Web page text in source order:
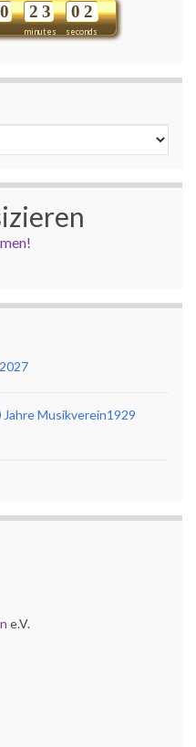
0
minutes
2 3
seconds
0 1
2
Jahre Musikverein1929
e.V.